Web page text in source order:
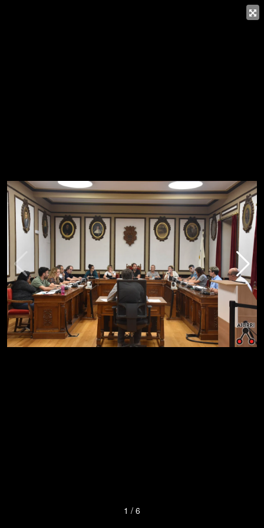
1 / 6